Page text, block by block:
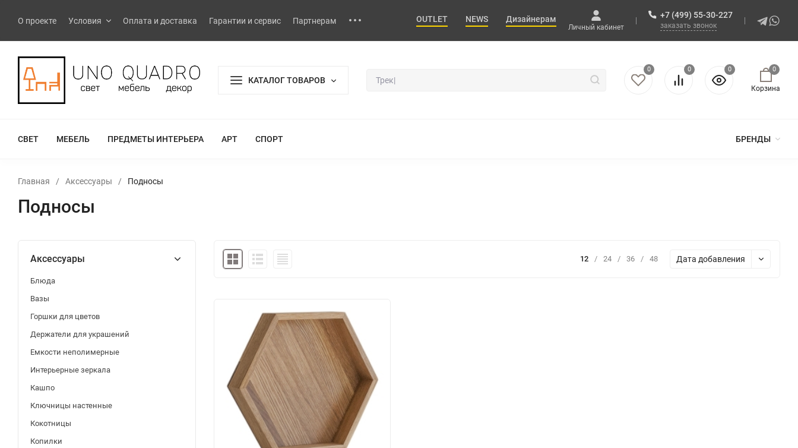
О проекте Условия Оплата и доставка Гарантии и сервис Партнерам OUTLET NEWS Дизайнерам
Личный кабинет
+7 (499) 55-30-227
заказать звонок
КАТАЛОГ ТОВАРОВ
0 0 0
Корзина
0
СВЕТ МЕБЕЛЬ ПРЕДМЕТЫ ИНТЕРЬЕРА АРТ СПОРТ БРЕНДЫ
Главная / Аксессуары / Подносы
Подносы
Аксессуары
Блюда
Вазы
Горшки для цветов
Держатели для украшений
Емкости неполимерные
Интерьерные зеркала
Кашпо
Ключницы настенные
Кокотницы
Копилки
12 / 24 / 36 / 48 Дата добавления